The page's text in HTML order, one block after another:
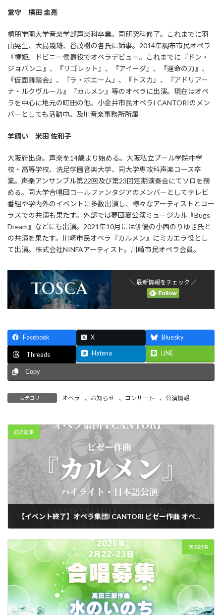
堂守 横田 圭亮
桐朋学園大学音楽学部声楽科卒業。同研究科修了。これまでに羽
山晃生、大島幾雄、谷茂樹の各氏に師事。2014年調布市民オペラ
『椿姫』ドビニー侯爵役でオペラデビュー。これまでに『ドン・
ジョバンニ』、『リゴレット』、『アイーダ』、『運命の力』、
『仮面舞踏会』、『ラ・ボエーム』、『トスカ』、『アドリアー
ナ・ルクヴルール』『カルメン』等のオペラに出演。現在はオペ
ラを中心に地元の町田の他、小金井市民オペラI CANTORIのメン
バーとしても活動中。及川音楽事務所所属
羊飼い 米田 佐和子
大阪府出身。声楽を14歳より始める。大阪私立プール学院中学
校・高等学校、洗足学園音楽大学、同大学専攻科声楽コース卒
業。声楽アンサンブル第22回及び第23回定期演奏会にてソロを務
める。同大学合唱団コールファンタジアのメンバーとしてテレビ
番組や学内外のイベントに多数出演し、様々なアーティストとコー
ラスでの共演も果たす。外部では夢団夏公演ミュージカル『Bugs
Dream』などにも出演。2021年10月には俳優の小西のりゆき氏と
の共演を果たす。川崎市民オペラ『カルメン』にミカエラ役とし
て出演。株式会社NINFAアーティスト。川崎市民オペラ会員。
＼ 最新情報をチェック ／
Facebook X Bluesky
Threads Hatena LINE
Copy
カテゴリー オペラ 、 お知らせ 、 コンサート 、 公演情報
前の記事
【イベント終了】オペラ集団I CANTORI ビゼー作曲 オペラ『カルメン』ハイライト（日本語上演）
次の記事